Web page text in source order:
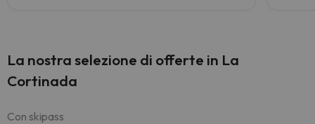
La nostra selezione di offerte in La
Cortinada
Con skipass